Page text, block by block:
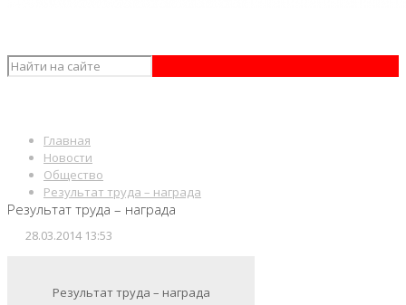
Главная
Новости
Общество
Результат труда – награда
Результат труда – награда
28.03.2014 13:53
Результат труда – награда